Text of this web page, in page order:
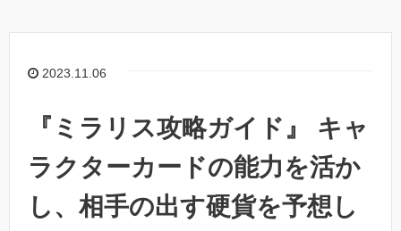
2023.11.06
『ミラリス攻略ガイド』 キャ
ラクターカードの能力を活か
し、相手の出す硬貨を予想し